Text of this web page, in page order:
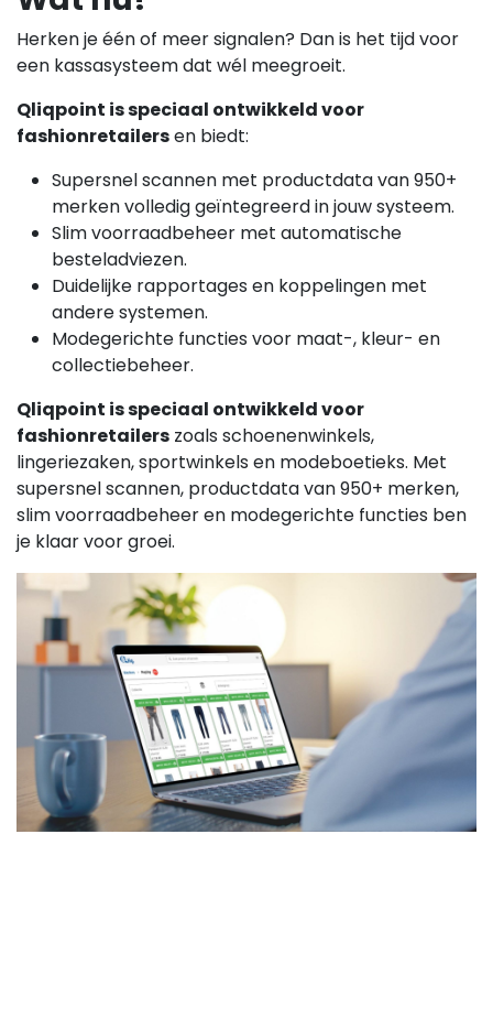
Herken je één of meer signalen? Dan is het tijd voor
een kassasysteem dat wél meegroeit.
Qliqpoint is speciaal ontwikkeld voor
fashionretailersen biedt:
Supersnel scannen met productdata van 950+
merken volledig geïntegreerd in jouw systeem.
Slim voorraadbeheer met automatische
besteladviezen.
Duidelijke rapportages en koppelingen met
andere systemen.
Modegerichte functies voor maat-, kleur- en
collectiebeheer.
Qliqpoint is speciaal ontwikkeld voor
fashionretailers zoals schoenenwinkels,
lingeriezaken, sportwinkels en modeboetieks. Met
supersnel scannen, productdata van 950+ merken,
slim voorraadbeheer en modegerichte functies ben
je klaar voor groei.